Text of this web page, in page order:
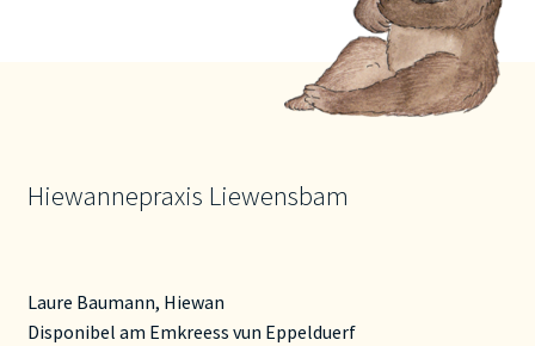
Hiewannepraxis Liewensbam
Laure Baumann, Hiewan
Disponibel am Emkreess vun Eppelduerf